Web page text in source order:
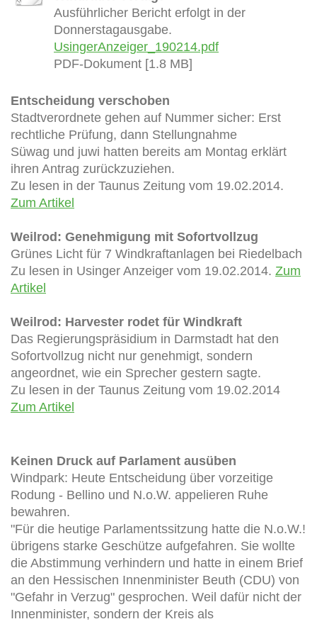
Ausführlicher Bericht erfolgt in der
Donnerstagausgabe.
UsingerAnzeiger_190214.pdf
PDF-Dokument [1.8 MB]
Entscheidung verschoben
Stadtverordnete gehen auf Nummer sicher: Erst
rechtliche Prüfung, dann Stellungnahme
Süwag und juwi hatten bereits am Montag erklärt
ihren Antrag zurückzuziehen.
Zu lesen in der Taunus Zeitung vom 19.02.2014.
Zum Artikel
Weilrod: Genehmigung mit Sofortvollzug
Grünes Licht für 7 Windkraftanlagen bei Riedelbach
Zu lesen in Usinger Anzeiger vom 19.02.2014. Zum
Artikel
Weilrod: Harvester rodet für Windkraft
Das Regierungspräsidium in Darmstadt hat den
Sofortvollzug nicht nur genehmigt, sondern
angeordnet, wie ein Sprecher gestern sagte.
Zu lesen in der Taunus Zeitung vom 19.02.2014
Zum Artikel
Keinen Druck auf Parlament ausüben
Windpark: Heute Entscheidung über vorzeitige
Rodung - Bellino und N.o.W. appelieren Ruhe
bewahren.
"Für die heutige Parlamentssitzung hatte die N.o.W.!
übrigens starke Geschütze aufgefahren. Sie wollte
die Abstimmung verhindern und hatte in einem Brief
an den Hessischen Innenminister Beuth (CDU) von
"Gefahr in Verzug" gesprochen. Weil dafür nicht der
Innenminister, sondern der Kreis als